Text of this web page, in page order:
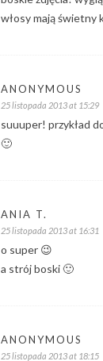
włosy mają świetny
ANONYMOUS
25 listopada 2013 at 15:29
suuuper! przykład
🙂
ANIA T.
25 listopada 2013 at 16:31
o super 😉
a strój boski 🙂
ANONYMOUS
25 listopada 2013 at 18:15